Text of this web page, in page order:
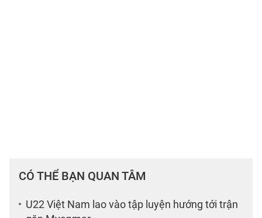
CÓ THỂ BẠN QUAN TÂM
U22 Việt Nam lao vào tập luyện hướng tới trận